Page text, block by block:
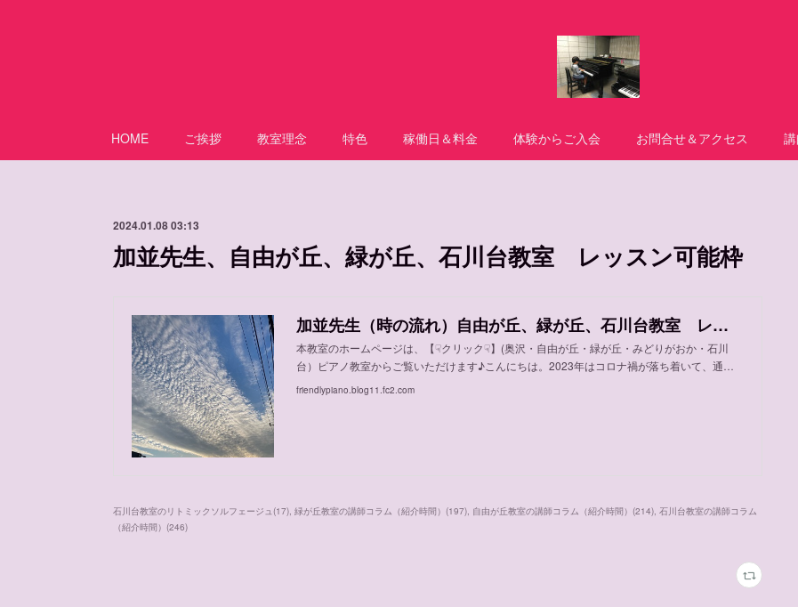
HOME ご挨拶 教室理念 特色 稼働日＆料金 体験からご入会 お問合せ＆アクセス
2024.01.08 03:13
加並先生、自由が丘、緑が丘、石川台教室 レッスン可能枠
加並先生（時の流れ）自由が丘、緑が丘、石川台教室 レッスン可能枠
本教室のホームページは、【☟クリック☟】(奥沢・自由が丘・緑が丘・みどりがおか・石川
台）ピアノ教室からご覧いただけます♪こんにちは。2023年はコロナ禍が落ち着いて、通…
friendlypiano.blog11.fc2.com
石川台教室のリトミックソルフェージュ(17) 緑が丘教室の講師コラム（紹介時間） (197) 自由が丘教室の講師コラム（紹介時間） (214) 石川台教室の講師コラム
（紹介時間） (246)